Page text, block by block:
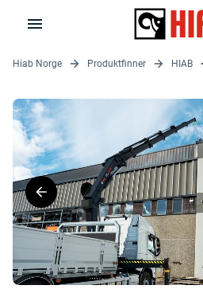
Hiab Norge Produktfinner HIAB